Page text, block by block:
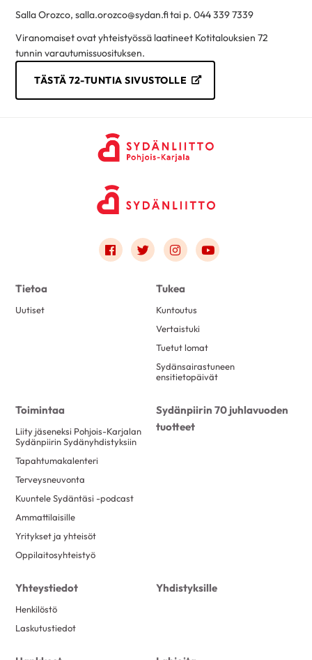
Salla Orozco, salla.orozco@sydan.fi tai p. 044 339 7339
Viranomaiset ovat yhteistyössä laatineet Kotitalouksien 72
tunnin varautumissuosituksen.
TÄSTÄ 72-TUNTIA SIVUSTOLLE
Link to facebook
Link to twitter
Link to instagram
Link to youtube
Tietoa
Uutiset
Tukea
Kuntoutus
Vertaistuki
Tuetut lomat
Sydänsairastuneen
ensitietopäivät
Toimintaa
Liity jäseneksi Pohjois-Karjalan
Sydänpiirin Sydänyhdistyksiin
Tapahtumakalenteri
Terveysneuvonta
Kuuntele Sydäntäsi -podcast
Ammattilaisille
Yritykset ja yhteisöt
Oppilaitosyhteistyö
Sydänpiirin 70 juhlavuoden
tuotteet
Yhteystiedot
Henkilöstö
Laskutustiedot
Yhdistyksille